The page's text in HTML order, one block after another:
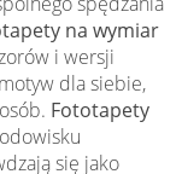
na wymiar
i wersji
dla siebie,
Fototapety
się jako